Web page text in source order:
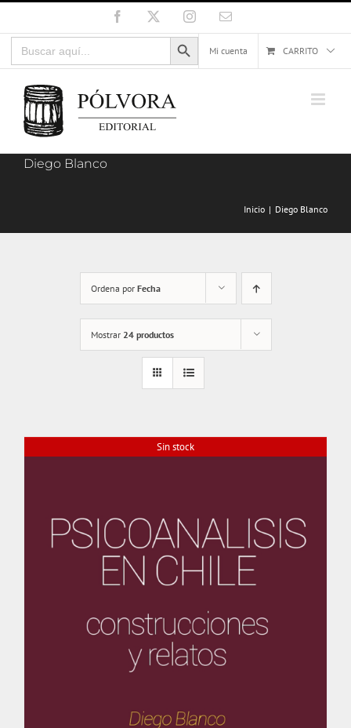
al
contenido
Facebook InstagramCorreo
Buscar:
Botón de búsqueda
Mi cuenta
CARRITO
Diego Blanco
Inicio Diego Blanco
Ordena por Fecha
Mostrar 24 productos
Sin stock